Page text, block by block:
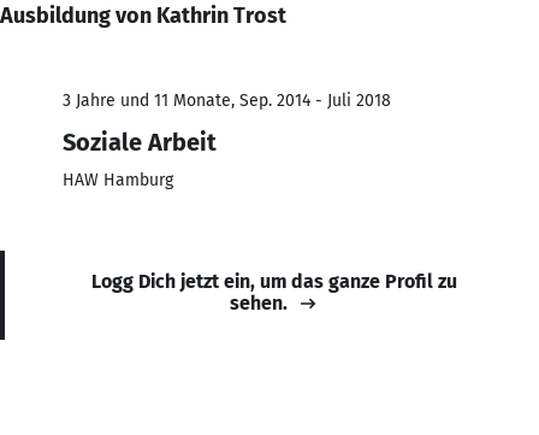
Ausbildung von Kathrin Trost
3 Jahre und 11 Monate, Sep. 2014 - Juli 2018
Soziale Arbeit
HAW Hamburg
Logg Dich jetzt ein, um das ganze Profil zu
sehen.